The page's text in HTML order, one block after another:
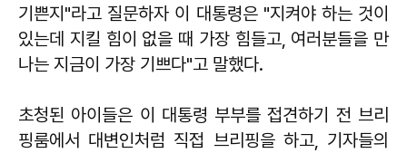
기쁜지"라고 질문하자 이 대통령은 "지켜야 하는 것이
있는데 지킬 힘이 없을 때 가장 힘들고, 여러분들을 만
나는 지금이 가장 기쁘다"고 말했다.
초청된 아이들은 이 대통령 부부를 접견하기 전 브리
핑룸에서 대변인처럼 직접 브리핑을 하고, 기자들의